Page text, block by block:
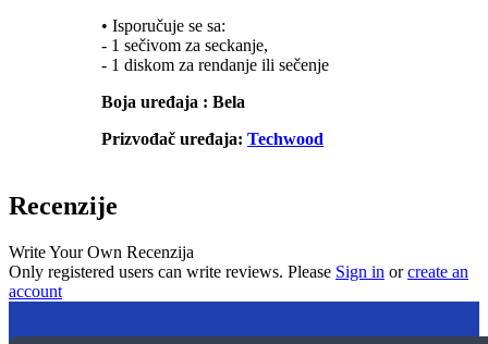
• Isporučuje se sa:
- 1 sečivom za seckanje,
- 1 diskom za rendanje ili sečenje
Boja uređaja : Bela
Prizvođač uređaja: Techwood
Recenzije
Write Your Own Recenzija
Only registered users can write reviews. Please Sign in orcreate an
account